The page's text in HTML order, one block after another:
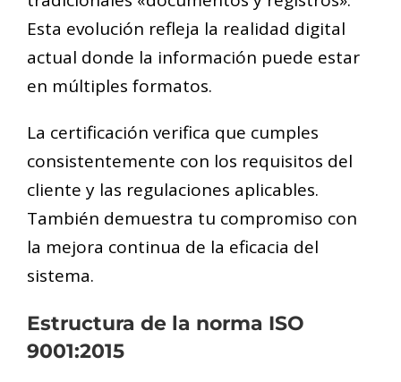
Esta evolución refleja la realidad digital
actual donde la información puede estar
en múltiples formatos.
La certificación verifica que cumples
consistentemente con los requisitos del
cliente y las regulaciones aplicables.
También demuestra tu compromiso con
la mejora continua de la eficacia del
sistema.
Estructura de la norma ISO
9001:2015